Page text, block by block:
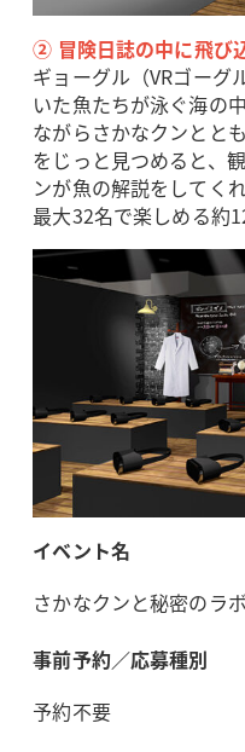
② 冒険日誌の中に飛び
ギョーグル（VRゴーグ
いた魚たちが泳ぐ海の
ながらさかなクンとと
をじっと見つめると、
ンが魚の解説をしてく
最大32名で楽しめる約
イベント名
さかなクンと秘密のラ
事前予約／応募種別
予約不要